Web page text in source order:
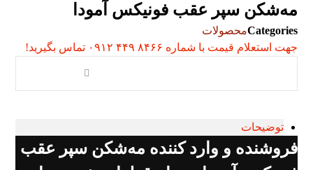
مه‌شکن سپر عقب فونیکس آمودا
Categoriesمحصولات
جهت استعلام قیمت با شماره ۸۴۶۶ ۴۴۹ ۰۹۱۲ تماس بگیرید!
توضیحات
فروشنده و وارد کننده مه‌شکن سپر عقب